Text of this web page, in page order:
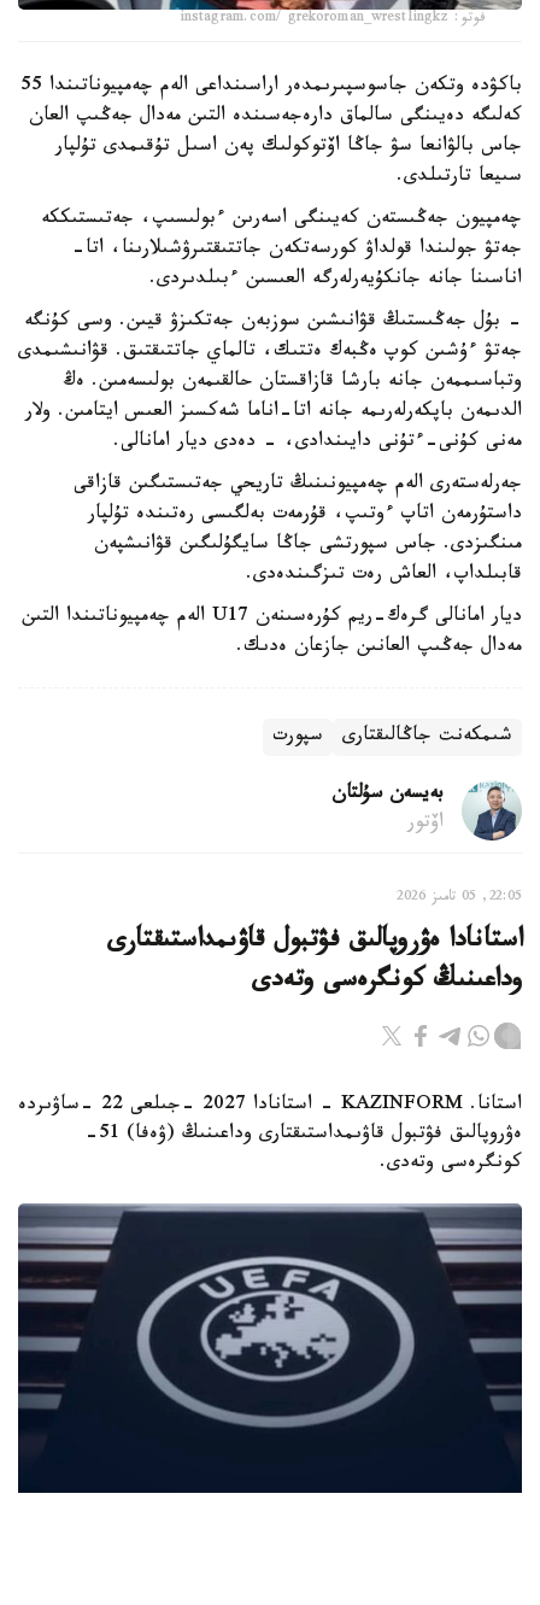
فوتو: instagram.com/ grekoroman_wrestlingkz
باكۋدە وتكەن جاسوسپىرىمدەر اراسىنداعى الەم چەمپيوناتىندا 55
كەلىگە دەيىنگى سالماق دارەجەسىندە التىن مەدال جەڭىپ العان
جاس بالۋانعا سۋ جاڭا اۆتوكولىك پەن اسىل تۇقىمدى تۇلپار
سىيعا تارتىلدى.
چەمپيون جەڭىستەن كەيىنگى اسەرىن ءبولىسىپ، جەتىستىككە
جەتۋ جولىندا قولداۋ كورسەتكەن جاتتىقتىرۋشىلارىنا، اتا-
اناسىنا جانە جانكۇيەرلەرگە العىسىن ءبىلدىردى.
- بۇل جەڭىستىڭ قۋانىشىن سوزبەن جەتكىزۋ قيىن. وسى كۇنگە
جەتۋ ءۇشىن كوپ ەڭبەك ەتتىك، تالماي جاتتىقتىق. قۋانىشىمدى
وتباسىممەن جانە بارشا قازاقستان حالقىمەن بولىسەمىن. ەڭ
الدىمەن باپكەرلەرىمە جانە اتا-اناما شەكسىز العىس ايتامىن. ولار
مەنى كۇنى-ءتۇنى دايىندادى، - دەدى ديار امانالى.
جەرلەستەرى الەم چەمپيونىنىڭ تاريحي جەتىستىگىن قازاقى
داستۇرمەن اتاپ ءوتىپ، قۇرمەت بەلگىسى رەتىندە تۇلپار
مىنگىزدى. جاس سپورتشى جاڭا سايگۇلىگىن قۋانىشپەن
قابىلداپ، العاش رەت تىزگىندەدى.
ديار امانالى گرەك-ريم كۇرەسىنەن U17 الەم چەمپيوناتىندا التىن
مەدال جەڭىپ العانىن جازعان ەدىك.
شىمكەنت جاڭالىقتارى سپورت
بەيسەن سۇلتان
اۆتور
22:05, 05 تامىز 2026
استانادا ەۋروپالىق فۋتبول قاۋىمداستىقتارى
وداعىنىڭ كونگرەسى وتەدى
استانا. KAZINFORM - استانادا 2027 -جىلعى 22 -ساۋىردە
ەۋروپالىق فۋتبول قاۋىمداستىقتارى وداعىنىڭ (ۋەفا) 51-
كونگرەسى وتەدى.